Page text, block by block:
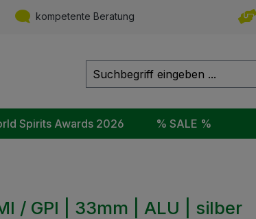
kompetente Beratung
Spirits Awards 2026 % SALE %
/ GPI | 33mm | ALU | silber